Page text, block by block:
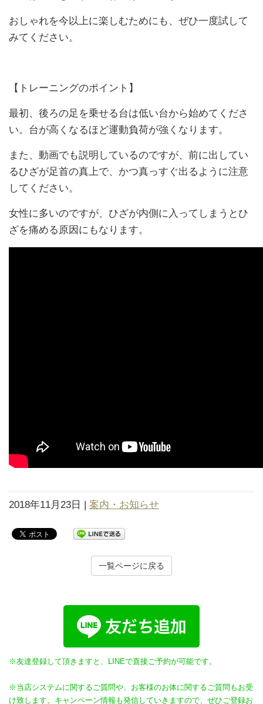
おしゃれを今以上に楽しむためにも、ぜひ一度試して
みてください。
【トレーニングのポイント】
最初、後ろの足を乗せる台は低い台から始めてくださ
い。台が高くなるほど運動負荷が強くなります。
また、動画でも説明しているのですが、前に出してい
るひざが足首の真上で、かつ真っすぐ出るように注意
してください。
女性に多いのですが、ひざが内側に入ってしまうとひ
ざを痛める原因にもなります。
2018年11月23日 | 案内・お知らせ
一覧ページに戻る
※友達登録して頂きますと、LINEで直接ご予約が可能です。
※当店システムに関するご質問や、お客様のお体に関するご質問もお受
け致します。キャンペーン情報も発信していきますので、ぜひご登録お